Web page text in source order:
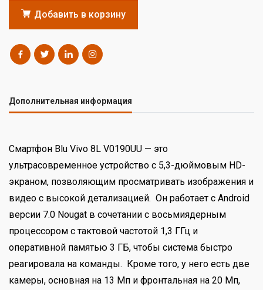
Добавить в корзину
Дополнительная информация
Смартфон Blu Vivo 8L V0190UU — это
ультрасовременное устройство с 5,3-дюймовым HD-
экраном, позволяющим просматривать изображения и
видео с высокой детализацией. Он работает с Android
версии 7.0 Nougat в сочетании с восьмиядерным
процессором с тактовой частотой 1,3 ГГц и
оперативной памятью 3 ГБ, чтобы система быстро
реагировала на команды. Кроме того, у него есть две
камеры, основная на 13 Мп и фронтальная на 20 Мп,